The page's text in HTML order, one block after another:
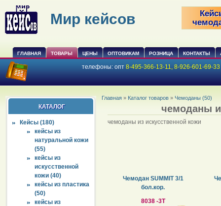
Мир кейсов
ГЛАВНАЯ ТОВАРЫ ЦЕНЫ ОПТОВИКАМ РОЗНИЦА КОНТАКТЫ
телефоны: опт 8-495-366-13-11, 8-926-601-69-33
КАТАЛОГ
Кейсы (180)
кейсы из
натуральной кожи
(55)
кейсы из
искусственной
кожи (40)
кейсы из пластика
(50)
кейсы из
Главная » Каталог товаров »Чемоданы (50)
чемоданы
чемоданы из искусственной кожи
Чемодан SUMMIT 3/1
бол.кор.
8038 -3T